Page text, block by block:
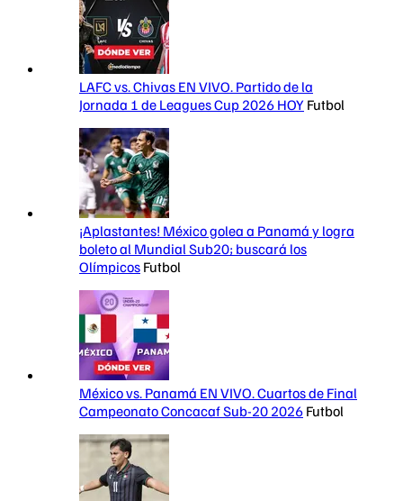
LAFC vs. Chivas EN VIVO. Partido de la
Jornada 1 de Leagues Cup 2026 HOY Futbol
¡Aplastantes! México golea a Panamá y logra
boleto al Mundial Sub20; buscará los
Olímpicos Futbol
México vs. Panamá EN VIVO. Cuartos de Final
Campeonato Concacaf Sub-20 2026 Futbol